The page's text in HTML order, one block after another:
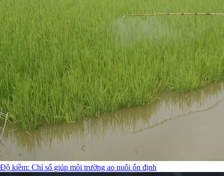
Độ kiềm: Chỉ số giúp môi trường ao nuôi ổn định